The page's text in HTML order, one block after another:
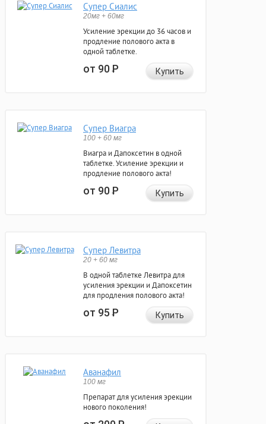
Супер Сиалис
20мг + 60мг
Усиление эрекции до 36 часов и
продление полового акта в
одной таблетке.
от 90Р Купить
Супер Виагра
100 + 60 мг
Виагра и Дапоксетин в одной
таблетке. Усиление эрекции и
продление полового акта!
от 90Р Купить
Супер Левитра
20 + 60 мг
В одной таблетке Левитра для
усиления эрекции и Дапоксетин
для продления полового акта!
от 95Р Купить
Аванафил
100 мг
Препарат для усиления эрекции
нового поколения!